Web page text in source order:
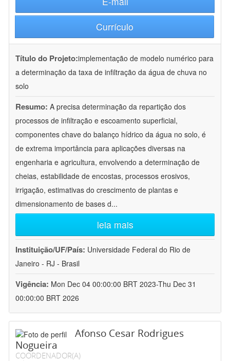
Currículo
Título do Projeto:implementação de modelo numérico para
a determinação da taxa de infiltração da água de chuva no
solo
Resumo: A precisa determinação da repartição dos
processos de infiltração e escoamento superficial,
componentes chave do balanço hídrico da água no solo, é
de extrema importância para aplicações diversas na
engenharia e agricultura, envolvendo a determinação de
cheias, estabilidade de encostas, processos erosivos,
irrigação, estimativas do crescimento de plantas e
dimensionamento de bases d...
leia mais
Instituição/UF/País: Universidade Federal do Rio de
Janeiro - RJ - Brasil
Vigência: Mon Dec 04 00:00:00 BRT 2023-Thu Dec 31
00:00:00 BRT 2026
Afonso Cesar Rodrigues
Nogueira
COORDENADOR(A)